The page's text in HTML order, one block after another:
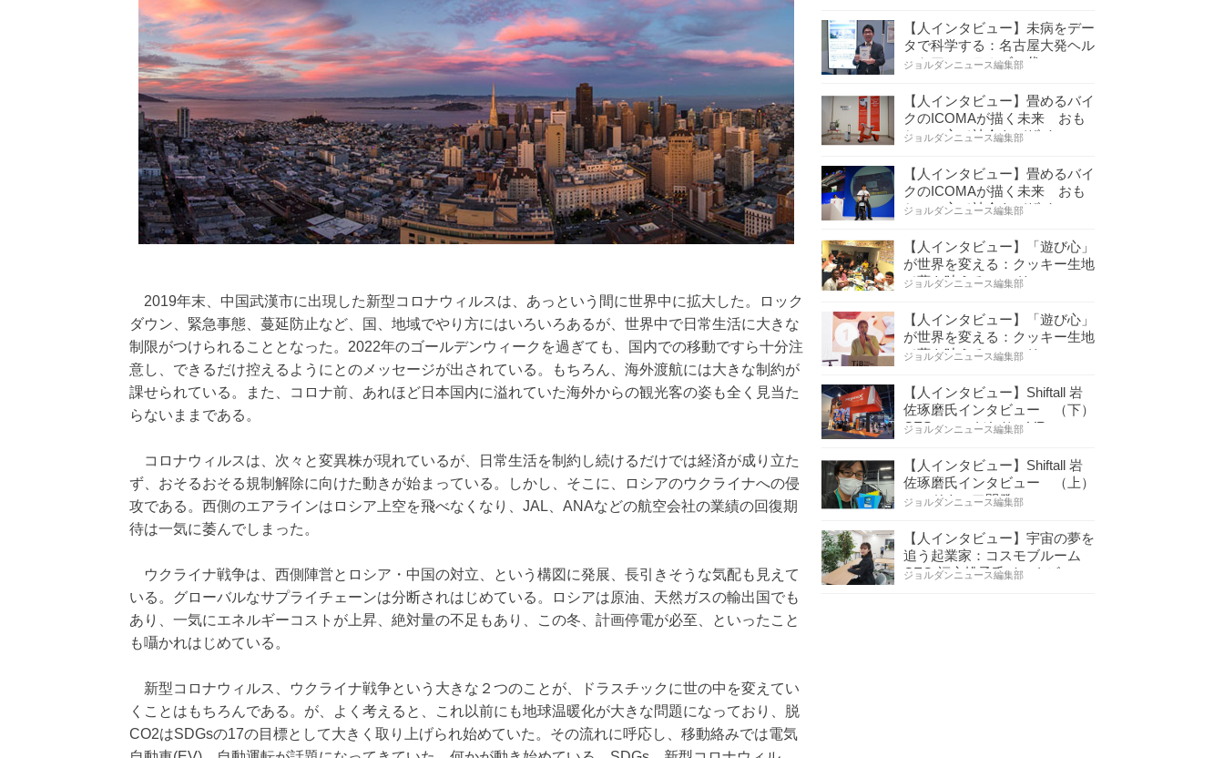
2019年末、中国武漢市に出現した新型コロナウィルスは、あっという間に世界中に拡大した。ロック
ダウン、緊急事態、蔓延防止など、国、地域でやり方にはいろいろあるが、世界中で日常生活に大きな
制限がつけられることとなった。2022年のゴールデンウィークを過ぎても、国内での移動ですら十分注
意し、できるだけ控えるようにとのメッセージが出されている。もちろん、海外渡航には大きな制約が
課せられている。また、コロナ前、あれほど日本国内に溢れていた海外からの観光客の姿も全く見当た
らないままである。
コロナウィルスは、次々と変異株が現れているが、日常生活を制約し続けるだけでは経済が成り立た
ず、おそるおそる規制解除に向けた動きが始まっている。しかし、そこに、ロシアのウクライナへの侵
攻である。西側のエアラインはロシア上空を飛べなくなり、JAL、ANAなどの航空会社の業績の回復期
待は一気に萎んでしまった。
ウクライナ戦争は、西側陣営とロシア・中国の対立、という構図に発展、長引きそうな気配も見えて
いる。グローバルなサプライチェーンは分断されはじめている。ロシアは原油、天然ガスの輸出国でも
あり、一気にエネルギーコストが上昇、絶対量の不足もあり、この冬、計画停電が必至、といったこと
も囁かれはじめている。
新型コロナウィルス、ウクライナ戦争という大きな２つのことが、ドラスチックに世の中を変えてい
くことはもちろんである。が、よく考えると、これ以前にも地球温暖化が大きな問題になっており、脱
CO2はSDGsの17の目標として大きく取り上げられ始めていた。その流れに呼応し、移動絡みでは電気
【人インタビュー】未病をデー
タで科学する：名古屋大発ヘル
スケアシステムズの代…
ジョルダンニュース編集部
【人インタビュー】畳めるバイ
クのICOMAが描く未来 おも
ちゃの心で社会をデザイ…
ジョルダンニュース編集部
【人インタビュー】畳めるバイ
クのICOMAが描く未来 おも
ちゃの心で社会をデザイ…
ジョルダンニュース編集部
【人インタビュー】「遊び心」
が世界を変える：クッキー生地
で夢を叶える コロリ…
ジョルダンニュース編集部
【人インタビュー】「遊び心」
が世界を変える：クッキー生地
で夢を叶える コロリ…
ジョルダンニュース編集部
【人インタビュー】Shiftall 岩
佐琢磨氏インタビュー （下）
CESへのこだわり VR…
ジョルダンニュース編集部
【人インタビュー】Shiftall 岩
佐琢磨氏インタビュー （上）
ハードウェア開発へ…
ジョルダンニュース編集部
【人インタビュー】宇宙の夢を
追う起業家：コスモブルーム
CEO 福永桃子氏インタビ…
ジョルダンニュース編集部